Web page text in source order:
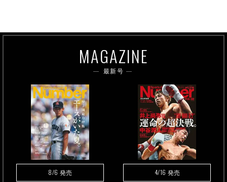
MAGAZINE
最新号
8/6 発売 4/16 発売